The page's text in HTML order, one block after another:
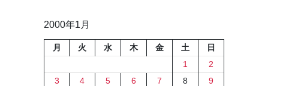
2000年1月
月 火 水 木 金 土
日
1
2
3
4 5 6 7 8
9